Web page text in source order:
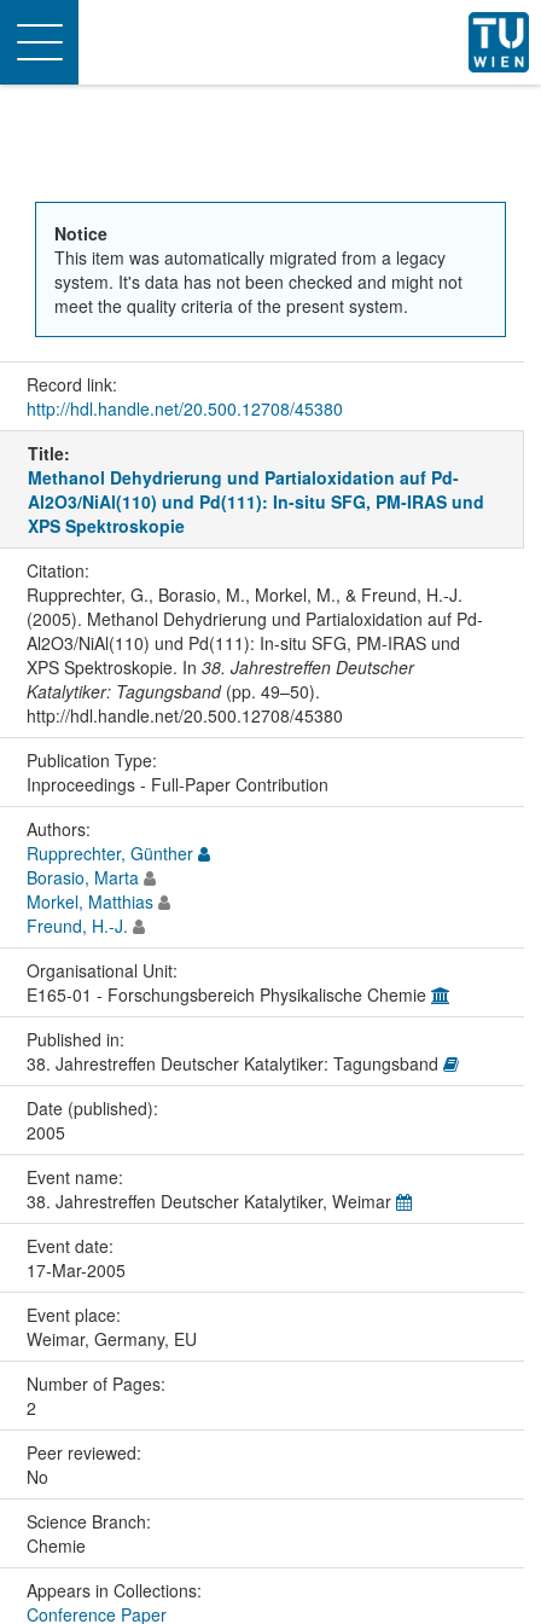
Toggle
navigation
Notice
This item was automatically migrated from a legacy
system. It's data has not been checked and might not
meet the quality criteria of the present system.
Record link:
http://hdl.handle.net/20.500.12708/45380
Title:
Methanol Dehydrierung und Partialoxidation auf Pd-
Al2O3/NiAl(110) und Pd(111): In-situ SFG, PM-IRAS und
XPS Spektroskopie
Citation:
Rupprechter, G., Borasio, M., Morkel, M., & Freund, H.-J.
(2005). Methanol Dehydrierung und Partialoxidation auf Pd-
Al2O3/NiAl(110) und Pd(111): In-situ SFG, PM-IRAS und
XPS Spektroskopie. In 38. Jahrestreffen Deutscher
Katalytiker: Tagungsband(pp. 49–50).
http://hdl.handle.net/20.500.12708/45380
Publication Type:
Inproceedings - Full-Paper Contribution
Authors:
Rupprechter, Günther
Borasio, Marta
Morkel, Matthias
Freund, H.-J.
Organisational Unit:
E165-01 - Forschungsbereich Physikalische Chemie
Published in:
38. Jahrestreffen Deutscher Katalytiker: Tagungsband
Date (published):
2005
Event name:
38. Jahrestreffen Deutscher Katalytiker, Weimar
Event date:
17-Mar-2005
Event place:
Weimar, Germany, EU
Number of Pages:
2
Peer reviewed:
No
Science Branch:
Chemie
Appears in Collections:
Conference Paper